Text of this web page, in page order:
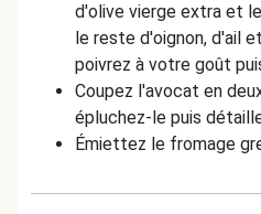
d'olive vierge extra et
le reste d'oignon, d'ail
poivrez à votre goût
Coupez l'avocat en
épluchez-le puis
Émiettez le fromage